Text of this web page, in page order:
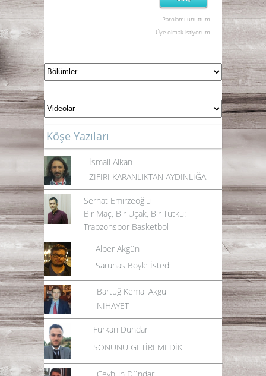
Parolamı unuttum
Üye olmak istiyorum
Köşe Yazıları
İsmail Alkan
ZİFİRİ KARANLIKTAN AYDINLIĞA
Serhat Emirzeoğlu
Bir Maç, Bir Uçak, Bir Tutku:
Trabzonspor Basketbol
Alper Akgün
Sarunas Böyle İstedi
Bartuğ Kemal Akgül
NİHAYET
Furkan Dündar
SONUNU GETİREMEDİK